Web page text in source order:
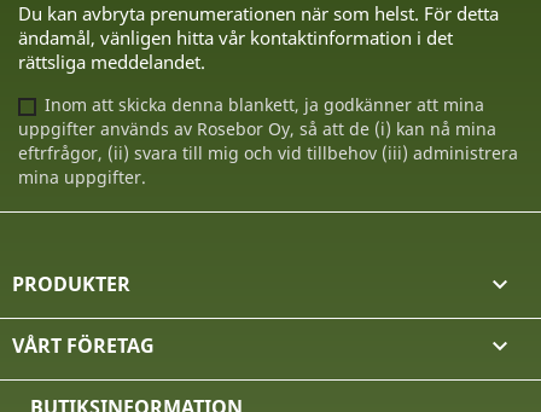
Du kan avbryta prenumerationen när som helst. För detta
ändamål, vänligen hitta vår kontaktinformation i det
rättsliga meddelandet.
Inom att skicka denna blankett, ja godkänner att mina
uppgifter används av Rosebor Oy, så att de (i) kan nå mina
eftrfrågor, (ii) svara till mig och vid tillbehov (iii) administrera
mina uppgifter.
PRODUKTER 
VÅRT FÖRETAG 